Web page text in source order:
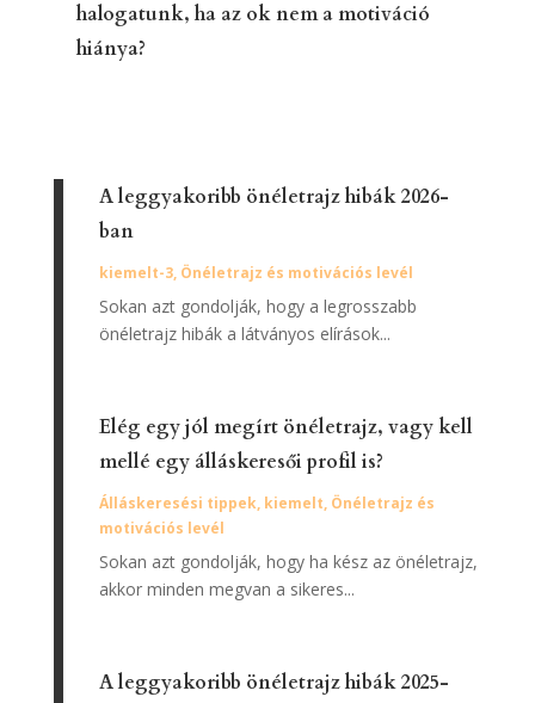
halogatunk, ha az ok nem a motiváció
hiánya?
A leggyakoribb önéletrajz hibák 2026-
ban
kiemelt-3, Önéletrajz és motivációs levél
Sokan azt gondolják, hogy a legrosszabb
önéletrajz hibák a látványos elírások...
Elég egy jól megírt önéletrajz, vagy kell
mellé egy álláskeresői profil is?
Álláskeresési tippek, kiemelt, Önéletrajz és
motivációs levél
Sokan azt gondolják, hogy ha kész az önéletrajz,
akkor minden megvan a sikeres...
A leggyakoribb önéletrajz hibák 2025-